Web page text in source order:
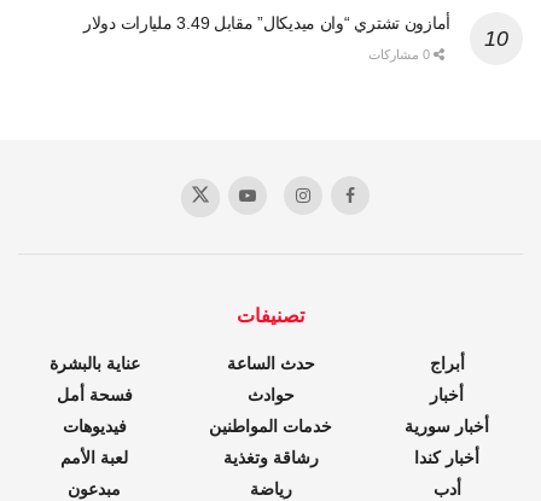
أمازون تشتري “وان ميديكال” مقابل 3.49 مليارات دولار
تصنيفات
أبراج
أخبار
أخبار سورية
أخبار كندا
أدب
حدث الساعة
حوادث
خدمات المواطنين
رشاقة وتغذية
رياضة
عناية بالبشرة
فسحة أمل
فيديوهات
لعبة الأمم
مبدعون